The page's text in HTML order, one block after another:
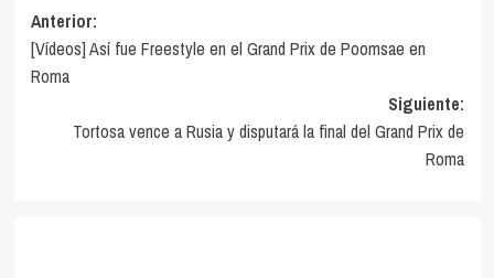
Navegación
de
entradas
Anterior:
[Vídeos] Así fue Freestyle en el Grand Prix de Poomsae en
Roma
Siguiente:
Tortosa vence a Rusia y disputará la final del Grand Prix de
Roma